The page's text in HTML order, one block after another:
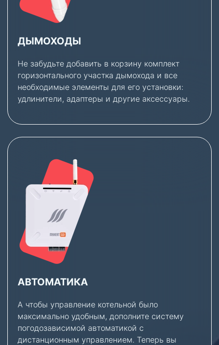
ДЫМОХОДЫ
Не забудьте добавить в корзину комплект
горизонтального участка дымохода и все
необходимые элементы для его установки:
удлинители, адаптеры и другие аксессуары.
АВТОМАТИКА
А чтобы управление котельной было
максимально удобным, дополните систему
погодозависимой автоматикой с
дистанционным управлением. Теперь вы